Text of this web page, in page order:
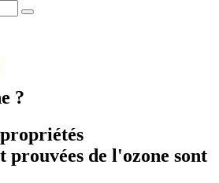
?
prouvées de l'ozone sont